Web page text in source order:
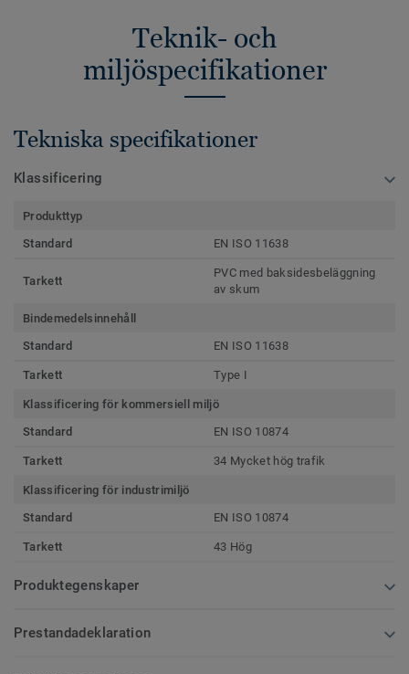
Teknik- och
miljöspecifikationer
Tekniska specifikationer
Klassificering
Produkttyp
Standard
EN ISO 11638
Tarkett
PVC med baksidesbeläggning
av skum
Bindemedelsinnehåll
Standard
EN ISO 11638
Tarkett Type I
Klassificering för kommersiell miljö
Standard
EN ISO 10874
Tarkett 34 Mycket hög trafik
Klassificering för industrimiljö
Standard
EN ISO 10874
Tarkett 43 Hög
Produktegenskaper
Prestandadeklaration